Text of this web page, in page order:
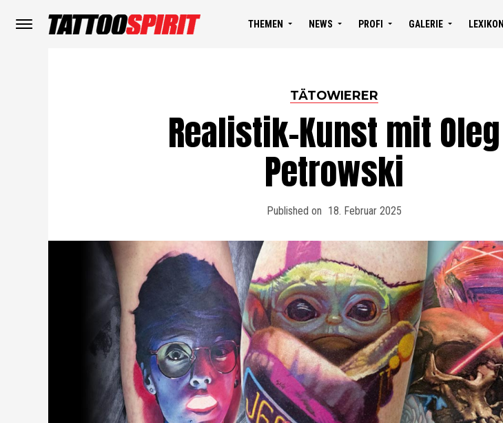
THEMEN NEWS PROFI GALERIE LEXIKON
TÄTOWIERER
Realistik-Kunst mit Oleg
Petrowski
Published on 18. Februar 2025